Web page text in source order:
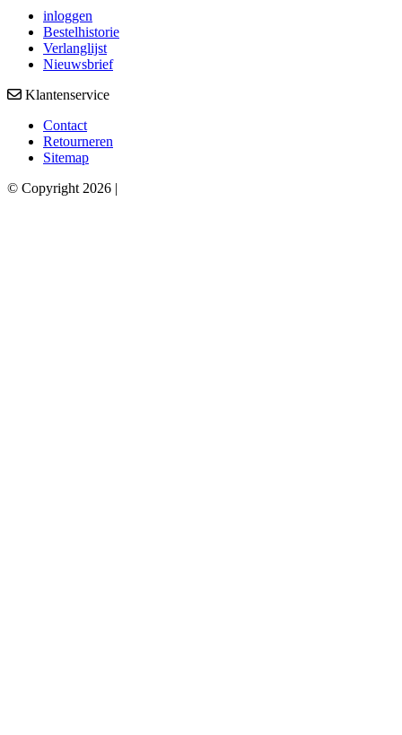
inloggen
Bestelhistorie
Verlanglijst
Nieuwsbrief
Klantenservice
Contact
Retourneren
Sitemap
© Copyright 2026 |